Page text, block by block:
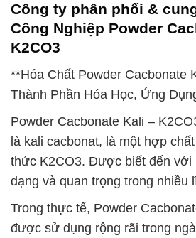
Công ty phân phối &
Công Nghiệp Powder
K2CO3
**Hóa Chất Powder Cacbonate
Thành Phần Hóa Học, Ứng
Powder Cacbonate Kali –
là kali cacbonat, là một hợp
thức K2CO3. Được biết đến với
dạng và quan trọng trong nhiều
Trong thực tế, Powder
được sử dụng rộng rãi trong